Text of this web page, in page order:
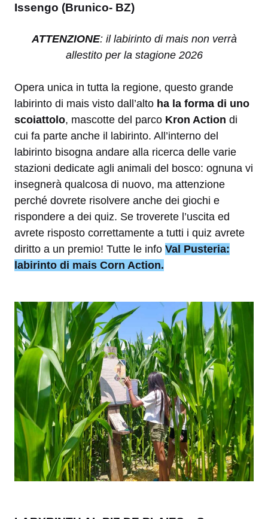
Issengo (Brunico- BZ)
ATTENZIONE: il labirinto di mais non verrà
allestito per la stagione 2026
Opera unica in tutta la regione, questo grande
labirinto di mais visto dall’alto ha la forma di uno
scoiattolo, mascotte del parco Kron Action di
cui fa parte anche il labirinto. All’interno del
labirinto bisogna andare alla ricerca delle varie
stazioni dedicate agli animali del bosco: ognuna vi
insegnerà qualcosa di nuovo, ma attenzione
perché dovrete risolvere anche dei giochi e
rispondere a dei quiz. Se troverete l’uscita ed
avrete risposto correttamente a tutti i quiz avrete
diritto a un premio! Tutte le info Val Pusteria:
labirinto di mais Corn Action.